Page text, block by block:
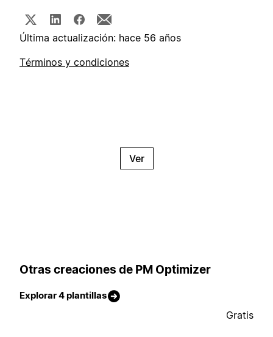
Última actualización: hace 56 años
Términos y condiciones
Ver
Otras creaciones de PM Optimizer
Explorar 4 plantillas
Gratis